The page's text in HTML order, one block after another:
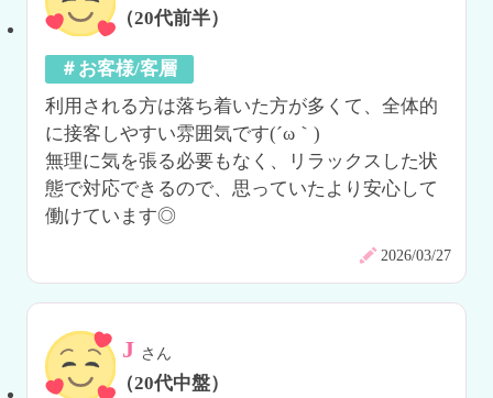
（20代前半）
＃お客様/客層
利用される方は落ち着いた方が多くて、全体的
に接客しやすい雰囲気です(´ω｀)
無理に気を張る必要もなく、リラックスした状
態で対応できるので、思っていたより安心して
働けています◎
2026/03/27
J さん
（20代中盤）